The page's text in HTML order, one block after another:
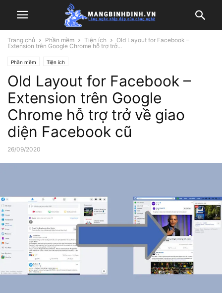
Trang chủ Phần mềm Tiện ích
Old Layout for Facebook –
Extension trên Google Chrome hỗ trợ trở...
Phần mềm Tiện ích
Old Layout for Facebook –
Extension trên Google
Chrome hỗ trợ trở về giao
diện Facebook cũ
26/09/2020